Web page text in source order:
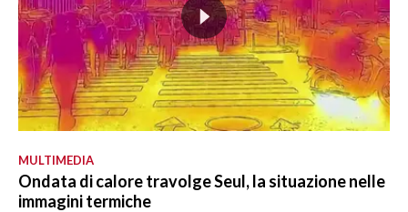
MULTIMEDIA
Ondata di calore travolge Seul, la situazione nelle
immagini termiche